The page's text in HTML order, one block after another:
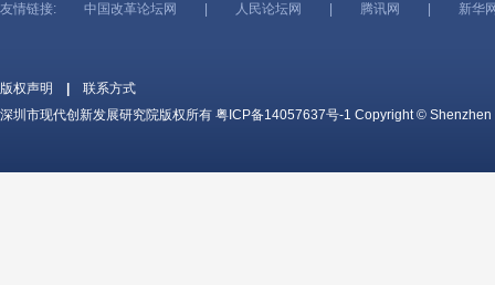
友情链接: 中国改革论坛网 人民论坛网 腾讯网 新华
版权声明
联系方式
深圳市现代创新发展研究院版权所有 粤ICP备14057637号-1 Copyright © Shenzhen